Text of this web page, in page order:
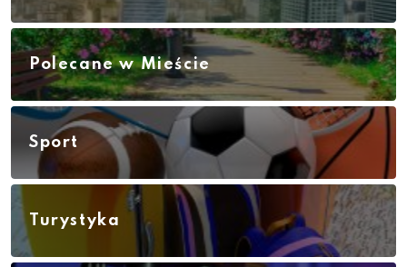
Polecane w Mieście
Sport
Turystyka